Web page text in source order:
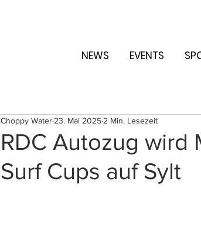
NEWS EVENTS
RDC Autozug wird
Surf Cups auf Sylt
Choppy Water 23. Mai 2025 2 Min. Lesezeit